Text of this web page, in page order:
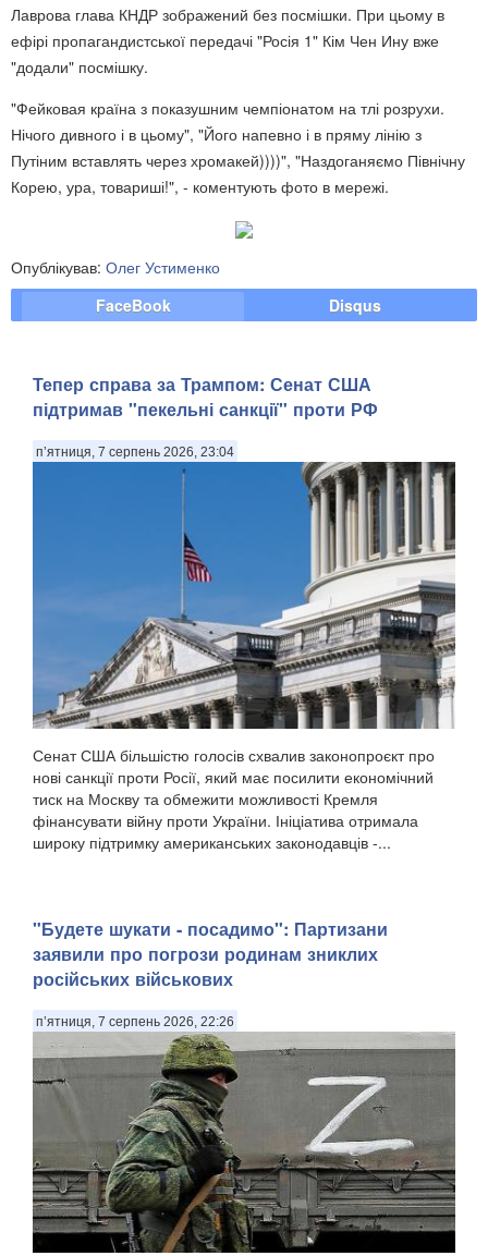
Лаврова глава КНДР зображений без посмішки. При цьому в
ефірі пропагандистської передачі "Росія 1" Кім Чен Ину вже
"додали" посмішку.
"Фейковая країна з показушним чемпіонатом на тлі розрухи.
Нічого дивного і в цьому", "Його напевно і в пряму лінію з
Путіним вставлять через хромакей))))", "Наздоганяємо Північну
Корею, ура, товариші!", - коментують фото в мережі.
Опублікував: Олег Устименко
FaceBook
Disqus
Тепер справа за Трампом: Сенат США
підтримав "пекельні санкції" проти РФ
п’ятниця, 7 серпень 2026, 23:04
Сенат США більшістю голосів схвалив законопроєкт про
нові санкції проти Росії, який має посилити економічний
тиск на Москву та обмежити можливості Кремля
фінансувати війну проти України. Ініціатива отримала
широку підтримку американських законодавців -...
"Будете шукати - посадимо": Партизани
заявили про погрози родинам зниклих
російських військових
п’ятниця, 7 серпень 2026, 22:26